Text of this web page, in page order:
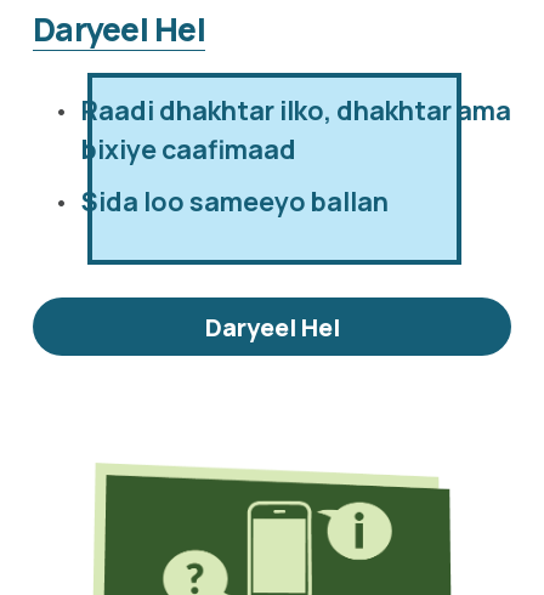
Daryeel Hel
Raadi dhakhtar ilko, dhakhtar ama
bixiye caafimaad
Sida loo sameeyo ballan
Daryeel Hel